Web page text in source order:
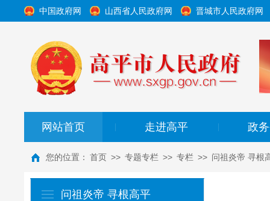
中国政府网 山西省人民政府网 晋城市人民政府网
网站首页 走进高平 政
您的位置： 首页 >> 专题专栏 >> 专栏 >> 问祖炎帝 寻根
问祖炎帝 寻根高平